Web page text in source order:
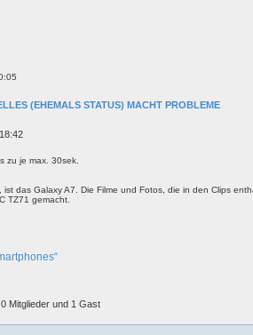
(EHEMALS STATUS) MACHT PROBLEME
zu je max. 30sek.
das Galaxy A7. Die Filme und Fotos, die in den Clips
TZ71 gemacht.
Mitglieder und 1 Gast